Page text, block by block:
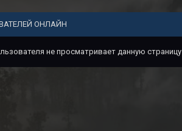
ОНЛАЙН
не просматривает данную страницу